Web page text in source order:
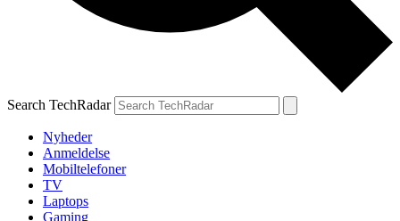
Search TechRadar
Nyheder
Anmeldelse
Mobiltelefoner
TV
Laptops
Gaming